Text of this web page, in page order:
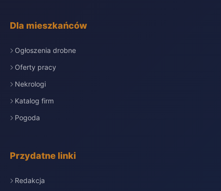
Dla mieszkańców
Ogłoszenia drobne
Oferty pracy
Nekrologi
Katalog firm
Pogoda
Przydatne linki
Redakcja